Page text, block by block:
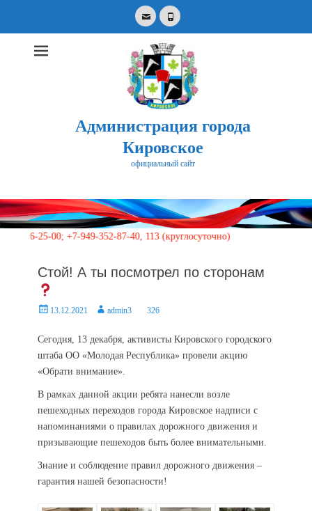
EmailPhone
Администрация города
Кировское
официальный сайт
for:
00; +7-949-352-87-40, 113 (круглосуточно)
Стой! А ты посмотрел по сторонам
Posted13.12.2021 Authoradmin3 326
Сегодня, 13 декабря, активисты Кировского городского
штаба ОО «Молодая Республика» провели акцию
«Обрати внимание».
В рамках данной акции ребята нанесли возле
пешеходных переходов города Кировское надписи с
напоминаниями о правилах дорожного движения и
призывающие пешеходов быть более внимательными.
Знание и соблюдение правил дорожного движения –
гарантия нашей безопасности!